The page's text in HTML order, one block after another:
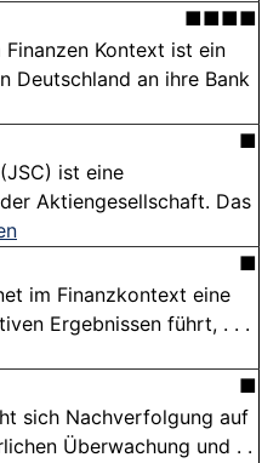
■■■■
Kontext ist ein
Deutschland an ihre Bank
■
ist eine
Aktiengesellschaft. Das
■
im Finanzkontext eine
Ergebnissen führt, . . .
■
sich Nachverfolgung auf
Überwachung und . .